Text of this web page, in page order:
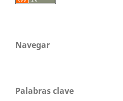
Navegar
Palabras clave